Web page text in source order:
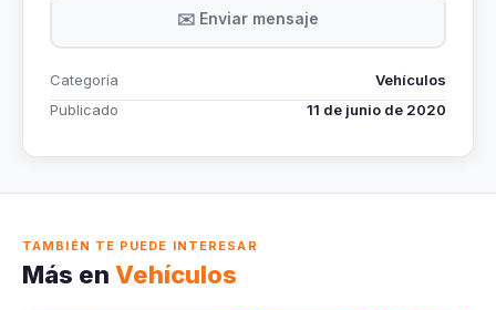
✉️ Enviar mensaje
Categoría
Vehículos
Publicado
11 de junio de 2020
TAMBIÉN TE PUEDE INTERESAR
Más en Vehículos